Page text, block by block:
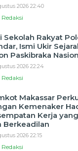
2026 22:40
Redaksi
Sekolah Rakyat
Ismi Ukir
Paskibraka
2026 22:24
Redaksi
Makassar
Kemenaker
Kerja
Berkeadilan
2026 22:15
Redaksi